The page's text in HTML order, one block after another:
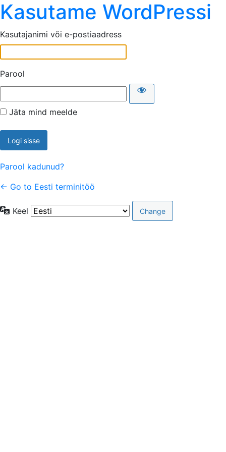
Kasutame WordPressi
Kasutajanimi või e-postiaadress
Parool
Jäta mind meelde
Parool kadunud?
← Go to Eesti terminitöö
Keel